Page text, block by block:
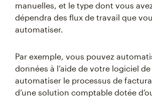
manuelles, et le type dont vous
dépendra des flux de travail que
automatiser.
Par exemple, vous pouvez
données à l’aide de votre logiciel de
automatiser le processus de
d’une solution comptable dotée